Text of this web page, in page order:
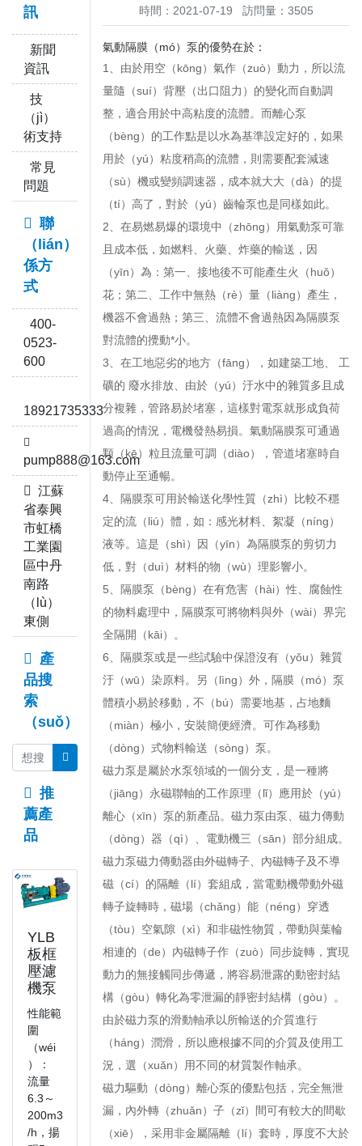
訊
新聞
資訊
技
（jì）
術支持
常見
問題
聯
（lián）
係方
式
400-
0523-
600
18921735333
pump888@163.com
江蘇
省泰興
市虹橋
工業園
區中丹
南路
（lù）
東側
產
品搜
索
（suǒ）
推
薦產
品
YLB
板框
壓濾
機泵
性能範
圍
（wéi
）：
流量
6.3～
200m3
/h，揚
時間：2021-07-19 訪問量：3505
氣動隔膜（mó）泵的優勢在於：
1、由於用空（kōng）氣作（zuò）動力，所以流
量隨（suí）背壓（出口阻力）的變化而自動調
整，適合用於中高粘度的流體。而離心泵
（bèng）的工作點是以水為基準設定好的，如果
用於（yú）粘度稍高的流體，則需要配套減速
（sù）機或變頻調速器，成本就大大（dà）的提
（tí）高了，對於（yú）齒輪泵也是同樣如此。
2、在易燃易爆的環境中（zhōng）用氣動泵可靠
且成本低，如燃料、火藥、炸藥的輸送，因
（yīn）為：第一、接地後不可能產生火（huǒ）
花；第二、工作中無熱（rè）量（liàng）產生，
機器不會過熱；第三、流體不會過熱因為隔膜泵
對流體的攪動*小。
3、在工地惡劣的地方（fāng），如建築工地、 工
礦的 廢水排放、由於（yú）汙水中的雜質多且成
分複雜，管路易於堵塞，這樣對電泵就形成負荷
過高的情況，電機發熱易損。氣動隔膜泵可通過
顆（kē）粒且流量可調（diào），管道堵塞時自
動停止至通暢。
4、隔膜泵可用於輸送化學性質（zhì）比較不穩
定的流（liú）體，如：感光材料、絮凝（níng）
液等。這是（shì）因（yīn）為隔膜泵的剪切力
低，對（duì）材料的物（wù）理影響小。
5、隔膜泵（bèng）在有危害（hài）性、腐蝕性
的物料處理中，隔膜泵可將物料與外（wài）界完
全隔開（kāi）。
6、隔膜泵或是一些試驗中保證沒有（yǒu）雜質
汙（wū）染原料。另（lìng）外，隔膜（mó）泵
體積小易於移動，不（bú）需要地基，占地麵
（miàn）極小，安裝簡便經濟。可作為移動
（dòng）式物料輸送（sòng）泵。
磁力泵是屬於水泵領域的一個分支，是一種將
（jiāng）永磁聯軸的工作原理（lǐ）應用於（yú）
離心（xīn）泵的新產品。磁力泵由泵、磁力傳動
（dòng）器（qì）、電動機三（sān）部分組成。
磁力泵磁力傳動器由外磁轉子、內磁轉子及不導
磁（cí）的隔離（lí）套組成，當電動機帶動外磁
轉子旋轉時，磁場（chǎng）能（néng）穿透
（tòu）空氣隙（xì）和非磁性物質，帶動與葉輪
相連的（de）內磁轉子作（zuò）同步旋轉，實現
動力的無接觸同步傳遞，將容易泄露的動密封結
構（gòu）轉化為零泄漏的靜密封結構（gòu）。
由於磁力泵的滑動軸承以所輸送的介質進行
（háng）潤滑，所以應根據不同的介質及使用工
況，選（xuǎn）用不同的材質製作軸承。
磁力驅動（dòng）離心泵的優點包括，完全無泄
漏，內外轉（zhuǎn）子（zǐ）間可有較大的間歇
（xiē），采用非金屬隔離（lí）套時，厚度不大於